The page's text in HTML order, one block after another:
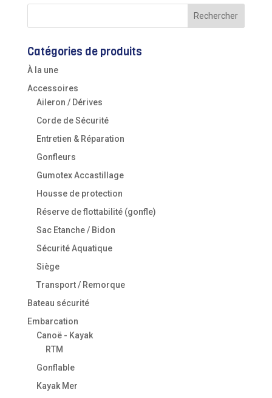
Catégories de produits
À la une
Accessoires
Aileron / Dérives
Corde de Sécurité
Entretien & Réparation
Gonfleurs
Gumotex Accastillage
Housse de protection
Réserve de flottabilité (gonfle)
Sac Etanche / Bidon
Sécurité Aquatique
Siège
Transport / Remorque
Bateau sécurité
Embarcation
Canoë - Kayak
RTM
Gonflable
Kayak Mer